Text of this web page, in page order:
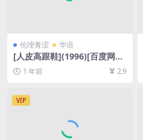
伦理青涩 华语
[人皮高跟鞋](1996)[百度网盘
+夸克网盘1080P超清未删减
资源][网盘下载][MP4/5.8GB]
[粤语中字]【手机/平板无法在
线播放，请使用电脑下载防和
谐压缩包（含解压密码）】
1 年前 2.9
VIP